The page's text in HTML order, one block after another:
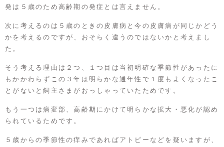
発は５歳のため高齢期の発症とは言えません。
次に考えるのは５歳のときの皮膚病と今の皮膚病が同じかどう
かを考えるのですが、おそらく違うのではないかと考えまし
た。
そう考える理由は２つ、１つ目は当初明確な季節性があったに
もかかわらずこの３年は明らかな通年性で１度もよくなったこ
とがないと飼主さまがおっしゃっていたためです。
もう一つは病変部、高齢期にかけて明らかな拡大・悪化が認め
られているためです。
５歳からの季節性の痒みであればアトピーなどを疑いますが、